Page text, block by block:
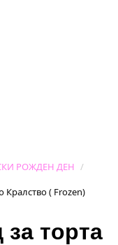
РОЖДЕН ДЕН
Кралство ( Frozen)
торта